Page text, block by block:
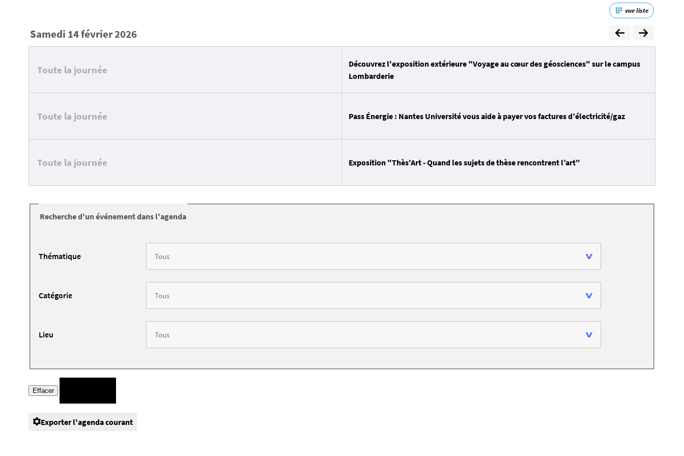
vue liste
samedi 14 février 2026
Toute la journée
Découvrez l'exposition extérieure "Voyage au cœur des géosciences" sur le campus
Lombarderie
Toute la journée Pass Énergie : Nantes Université vous aide à payer vos factures d’électricité/gaz
Toute la journée Exposition "Thès'Art - Quand les sujets de thèse rencontrent l’art"
Recherche d'un événement dans l'agenda
Thématique
Catégorie
Lieu
Exporter l'agenda courant